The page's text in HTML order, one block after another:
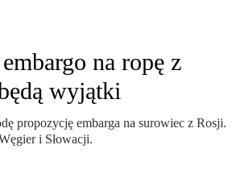
na ropę z
wyjątki
propozycję embarga na surowiec z Rosji.
i Słowacji.